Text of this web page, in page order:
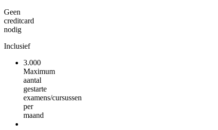
Geen
creditcard
nodig
Inclusief
3.000
Maximum
aantal
gestarte
examens/cursussen
per
maand